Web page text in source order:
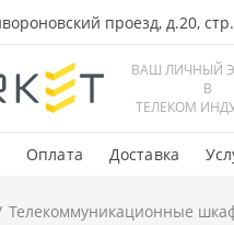
проезд, д.20,
ВАШ ЛИЧНЫЙ
В
ТЕЛЕКОМ
Оплата Доставка
Телекоммуникационные